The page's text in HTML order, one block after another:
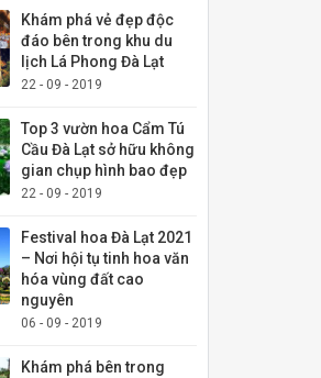
Khám phá vẻ đẹp độc
đáo bên trong khu du
lịch Lá Phong Đà Lạt
22 - 09 - 2019
Top 3 vườn hoa Cẩm Tú
Cầu Đà Lạt sở hữu không
gian chụp hình bao đẹp
22 - 09 - 2019
Festival hoa Đà Lạt 2021
– Nơi hội tụ tinh hoa văn
hóa vùng đất cao
nguyên
06 - 09 - 2019
Khám phá bên trong